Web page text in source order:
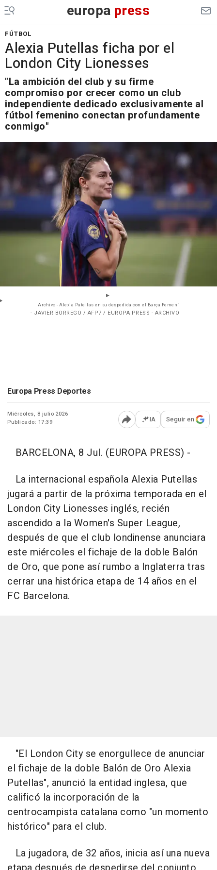
europa press
FÚTBOL
Alexia Putellas ficha por el
London City Lionesses
"La ambición del club y su firme
compromiso por crecer como un club
independiente dedicado exclusivamente al
fútbol femenino conectan profundamente
conmigo"
Archivo - Alexia Putellas en su despedida con el Barça Femení
- JAVIER BORREGO / AFP7 / EUROPA PRESS - ARCHIVO
Europa Press Deportes
Miércoles, 8 julio 2026
Publicado: 17:39
Abrir opciones para
IA Seguir en
BARCELONA, 8 Jul. (EUROPA PRESS) -
La internacional española Alexia Putellas
jugará a partir de la próxima temporada en el
London City Lionesses inglés, recién
ascendido a la Women's Super League,
después de que el club londinense anunciara
este miércoles el fichaje de la doble Balón
de Oro, que pone así rumbo a Inglaterra tras
cerrar una histórica etapa de 14 años en el
FC Barcelona.
"El London City se enorgullece de anunciar
el fichaje de la doble Balón de Oro Alexia
Putellas", anunció la entidad inglesa, que
calificó la incorporación de la
centrocampista catalana como "un momento
histórico" para el club.
La jugadora, de 32 años, inicia así una nueva